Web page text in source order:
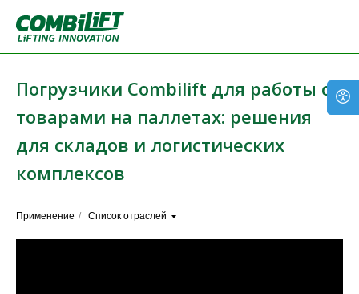
Погрузчики Combilift для работы с
товарами на паллетах: решения
для складов и логистических
комплексов
Применение / Список отраслей